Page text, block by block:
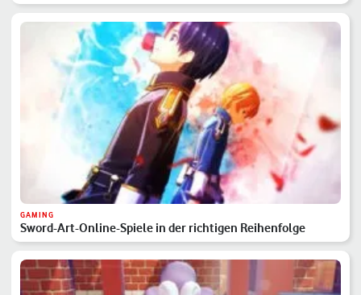
GAMING
Sword-Art-Online-Spiele in der richtigen Reihenfolge